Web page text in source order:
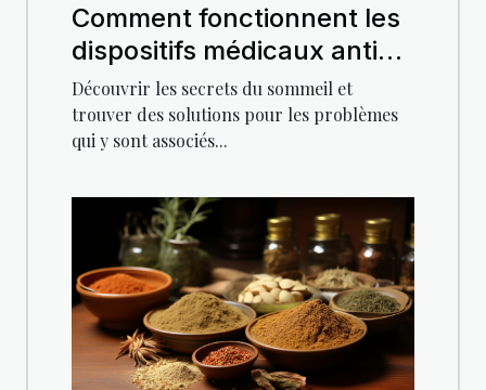
Comment fonctionnent les
dispositifs médicaux anti-
ronflement
Découvrir les secrets du sommeil et
trouver des solutions pour les problèmes
qui y sont associés...